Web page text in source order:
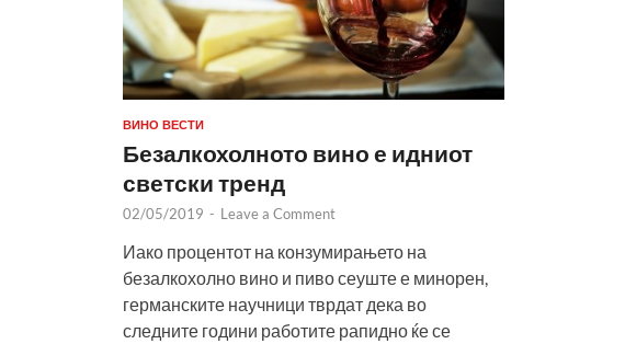
ВИНО ВЕСТИ
Безалкохолното вино е идниот
светски тренд
02/05/2019 - Leave a Comment
Иако процентот на конзумирањето на
безалкохолно вино и пиво сеуште е минорен,
германските научници тврдат дека во
следните години работите рапидно ќе се